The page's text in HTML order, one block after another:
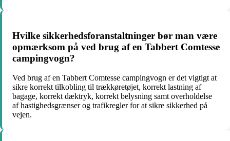
Hvilke sikkerhedsforanstaltninger bør man være
opmærksom på ved brug af en Tabbert Comtesse
campingvogn?
Ved brug af en Tabbert Comtesse campingvogn er det vigtigt at
sikre korrekt tilkobling til trækkøretøjet, korrekt lastning af
bagage, korrekt dæktryk, korrekt belysning samt overholdelse
af hastighedsgrænser og trafikregler for at sikre sikkerhed på
vejen.